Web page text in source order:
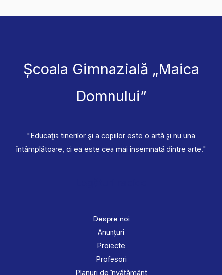
Școala Gimnazială „Maica
Domnului”
"Educaţia tinerilor şi a copiilor este o artă şi nu una
întâmplătoare, ci ea este cea mai însemnată dintre arte."
Despre noi
Anunțuri
Proiecte
Profesori
Planuri de învățământ